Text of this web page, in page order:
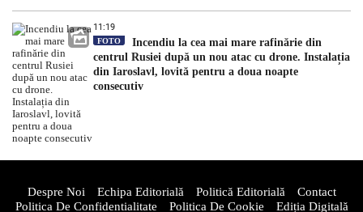
11:19
FOTO
Incendiu la cea mai mare rafinărie din
centrul Rusiei după un nou atac cu drone. Instalația
din Iaroslavl, lovită pentru a doua noapte
consecutiv
Despre Noi Echipa Editorială Politică Editorială
Contact
Politica De Confidentialitate
Politica De Cookie Ediția Digitală